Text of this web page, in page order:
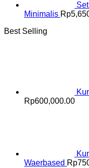
Minimalis Rp
Best Selling
Rp600,000.00
Waerbased Rp